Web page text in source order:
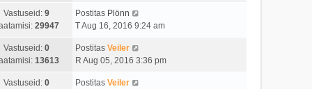
Vastuseid: 9
29947
Postitas Plönn
T Aug 16, 2016 9:24 am
Vastuseid: 0
13613
Postitas Veiler
R Aug 05, 2016 3:36 pm
Vastuseid: 0
Postitas Veiler